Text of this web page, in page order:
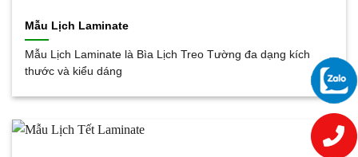
Mẫu Lịch Laminate
Mẫu Lịch Laminate là Bìa Lịch Treo Tường đa dạng kích
thước và kiểu dáng